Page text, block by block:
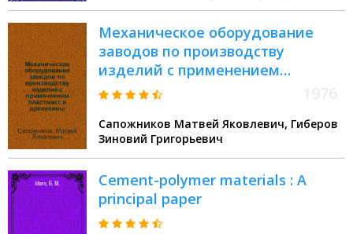
Механическое оборудование
заводов по производству
изделий с применением
пластмасс и древесины : Учебник
"Производство строит. изделий
и конструкций"
Сапожников Матвей Яковлевич, Гиберов
Зиновий Григорьевич
Cement-polymer materials : A
principal paper